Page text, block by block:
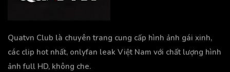
Quatvn Club là chuyên trang cung cấp hình ảnh gái xinh,
các clip hot nhất, onlyfan leak Việt Nam với chất lượng hình
ảnh full HD, không che.